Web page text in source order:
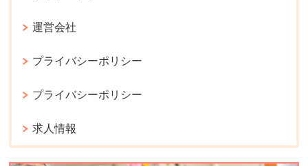
運営会社
プライバシーポリシー
プライバシーポリシー
求人情報